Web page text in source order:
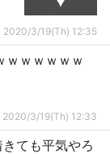
2020/3/19(Th) 12:35
ｗｗｗｗｗｗ
2020/3/19(Th) 12:33
ても平気やろ